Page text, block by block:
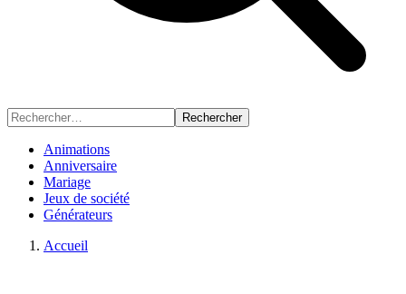
Rechercher
Animations
Anniversaire
Mariage
Jeux de société
Générateurs
Accueil